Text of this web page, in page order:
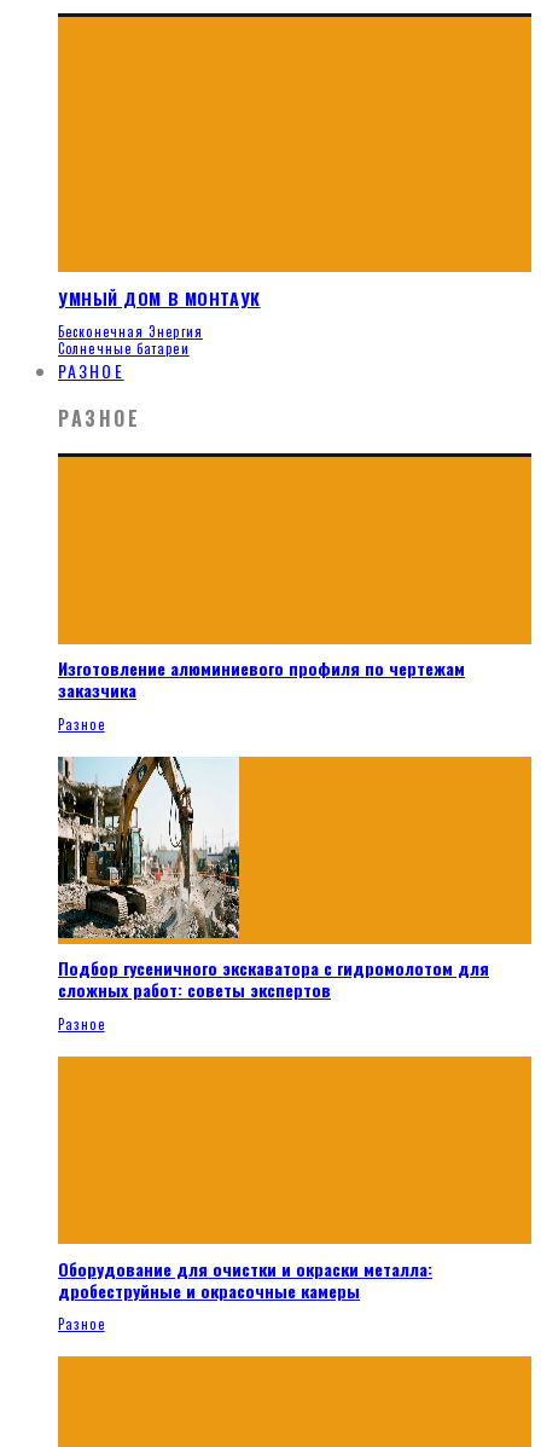
УМНЫЙ ДОМ В МОНТАУК
Бесконечная Энергия
Солнечные батареи
РАЗНОЕ
РАЗНОЕ
Изготовление алюминиевого профиля по чертежам
заказчика
Разное
Подбор гусеничного экскаватора с гидромолотом для
сложных работ: советы экспертов
Разное
Оборудование для очистки и окраски металла:
дробеструйные и окрасочные камеры
Разное